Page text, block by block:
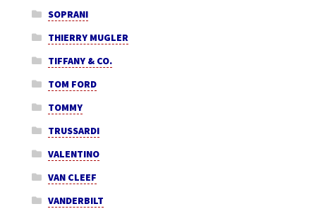
SOPRANI
THIERRY MUGLER
TIFFANY & CO.
TOM FORD
TOMMY
TRUSSARDI
VALENTINO
VAN CLEEF
VANDERBILT